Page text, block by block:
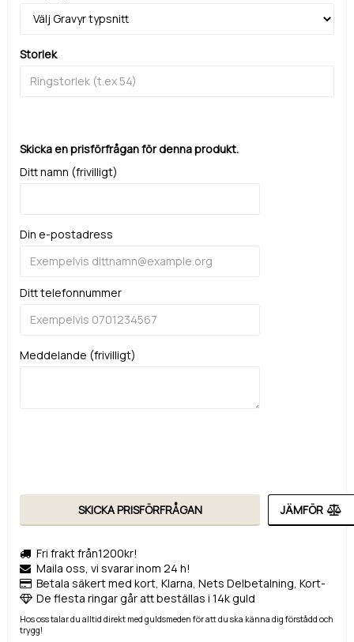
Storlek
Skicka en prisförfrågan för denna produkt.
Ditt namn (frivilligt)
Din e-postadress
Ditt telefonnummer
Meddelande (frivilligt)
SKICKA PRISFÖRFRÅGAN JÄMFÖR
Fri frakt från1200kr!
Maila oss, vi svarar inom 24 h!
Betala säkert med kort, Klarna, Nets Delbetalning, Kort-
De flesta ringar går att beställas i 14k guld
Hos oss talar du alltid direkt med guldsmeden för att du ska känna dig förstådd och
trygg!